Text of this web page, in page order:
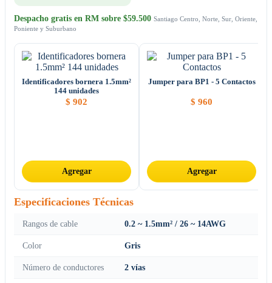
Despacho gratis en RM sobre $59.500 Santiago Centro, Norte, Sur, Oriente,
Poniente y Suburbano
Identificadores bornera 1.5mm²
144 unidades
$ 902
Agregar
Jumper para BP1 - 5 Contactos
$ 960
Agregar
Especificaciones Técnicas
Rangos de cable 0.2 ~ 1.5mm² / 26 ~ 14AWG
Color Gris
Número de conductores 2 vías